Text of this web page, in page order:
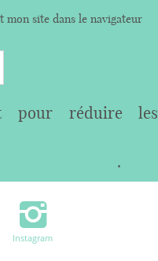
site dans le navigateur
pour réduire les
.
Instagram